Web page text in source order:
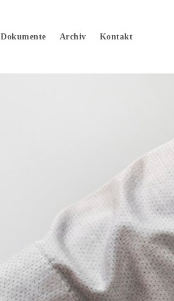
Dokumente Archiv Kontakt